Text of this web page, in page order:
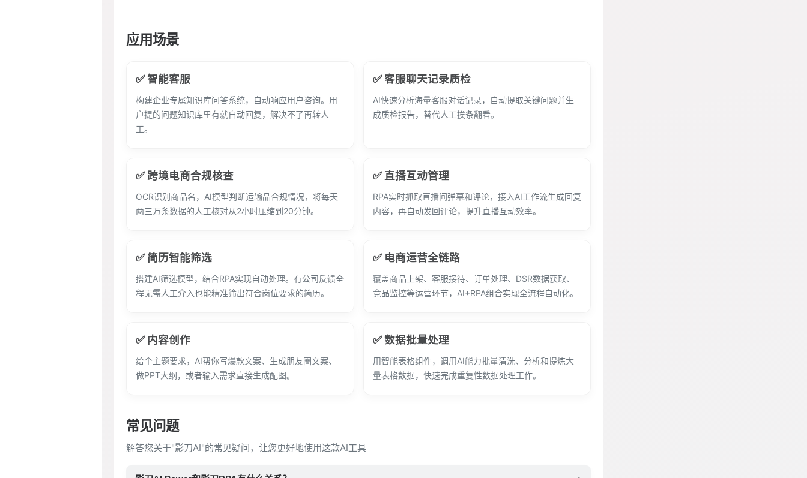
应用场景
✅ 智能客服
构建企业专属知识库问答系统，自动响应用户咨询。用
户提的问题知识库里有就自动回复，解决不了再转人
工。
✅ 客服聊天记录质检
AI快速分析海量客服对话记录，自动提取关键问题并生
成质检报告，替代人工挨条翻看。
✅ 跨境电商合规核查
OCR识别商品名，AI模型判断运输品合规情况，将每天
两三万条数据的人工核对从2小时压缩到20分钟。
✅ 直播互动管理
RPA实时抓取直播间弹幕和评论，接入AI工作流生成回复
内容，再自动发回评论，提升直播互动效率。
✅ 简历智能筛选
搭建AI筛选模型，结合RPA实现自动处理。有公司反馈全
程无需人工介入也能精准筛出符合岗位要求的简历。
✅ 电商运营全链路
覆盖商品上架、客服接待、订单处理、DSR数据获取、
竞品监控等运营环节，AI+RPA组合实现全流程自动化。
✅ 内容创作
给个主题要求，AI帮你写爆款文案、生成朋友圈文案、
做PPT大纲，或者输入需求直接生成配图。
✅ 数据批量处理
用智能表格组件，调用AI能力批量清洗、分析和提炼大
量表格数据，快速完成重复性数据处理工作。
常见问题
解答您关于"影刀AI"的常见疑问，让您更好地使用这款AI工具